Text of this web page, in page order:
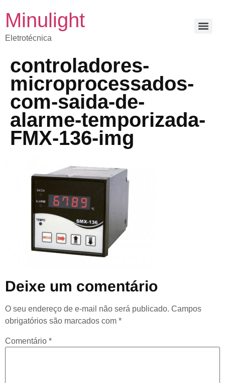
Minulight
Eletrotécnica
controladores-
microprocessados-
com-saida-de-
alarme-temporizada-
FMX-136-img
Deixe um comentário
O seu endereço de e-mail não será publicado. Campos
obrigatórios são marcados com *
Comentário *